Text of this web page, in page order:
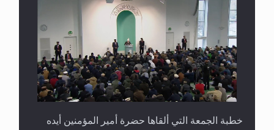
خطبة الجمعة التي ألقاها حضرة أمير المؤمنين أيده